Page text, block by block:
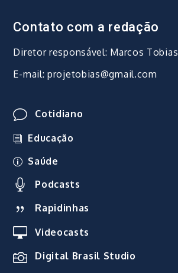
Contato com a redação
Diretor responsável: Marcos Tobias
E-mail: projetobias@gmail.com
Cotidiano
Educação
Saúde
Podcasts
Rapidinhas
Videocasts
Digital Brasil Studio